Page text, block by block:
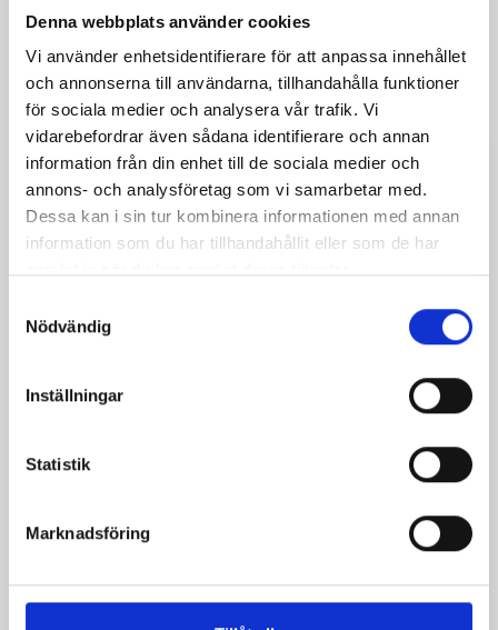
Denna webbplats använder cookies
Vi använder enhetsidentifierare för att anpassa innehållet
och annonserna till användarna, tillhandahålla funktioner
för sociala medier och analysera vår trafik. Vi
vidarebefordrar även sådana identifierare och annan
information från din enhet till de sociala medier och
annons- och analysföretag som vi samarbetar med.
Dessa kan i sin tur kombinera informationen med annan
information som du har tillhandahållit eller som de har
Nödvändig
Inställningar
Statistik
Marknadsföring
Ångerrätt 14 dagar
Gotisk helrustning.
Detta är en mycket dekorativ rekonstruktion av en
Den är handgjord av stålplåt.
Här erbjuder vi en standardiserad storlek för män i
remmar och spännen är
sådana.) Så det är möjligt att justera rustning till din
på passform.